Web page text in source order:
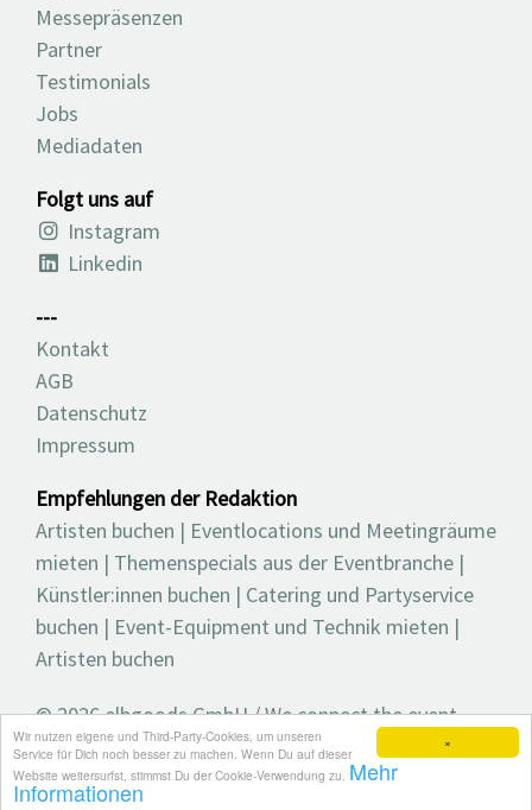
×
Wir nutzen eigene und Third-Party-Cookies, um unseren
Service für Dich noch besser zu machen. Wenn Du auf dieser
Website weitersurfst, stimmst Du der Cookie-Verwendung zu. Mehr
Informationen
Messepräsenzen
Partner
Testimonials
Jobs
Mediadaten
Folgt uns auf
Instagram
Linkedin
---
Kontakt
AGB
Datenschutz
Impressum
Empfehlungen der Redaktion
Artisten buchen | Eventlocations und Meetingräume
mieten | Themenspecials aus der Eventbranche |
Künstler:innen buchen | Catering und Partyservice
buchen | Event-Equipment und Technik mieten |
Artisten buchen
© 2026 elbgoods GmbH / We connect the event
industry / Medienvielfalt für die Eventplanung /
Eventbranchenbuch, Blog, Magazin und mehr